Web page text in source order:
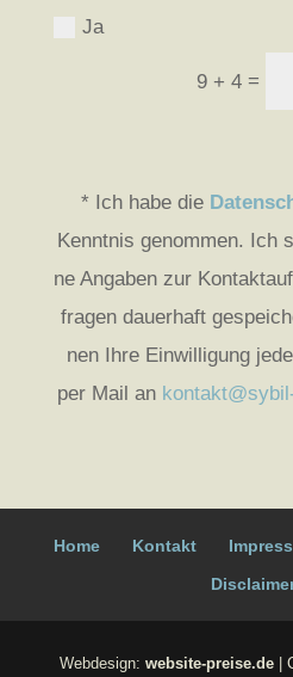
Ja
9 + 4 =
* Ich habe die
Kennt­nis genom­men.
ne Anga­ben zur
fra­gen dau­er­haft
nen Ihre Ein­wil­li­gung
per Mail an
Home Kon­takt
Webdesign:website-preise.de |